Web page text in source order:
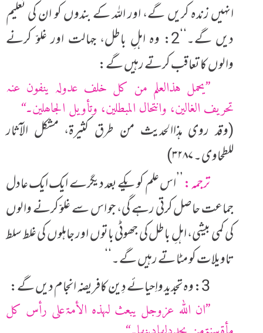
انہیں زندہ کریں گے، اور اللہ کے بندوں کو ان کی تعلیم
دیں گے۔‘‘ 2: وہ اہلِ باطل، جہالت اور غلوّ کرنے
والوں کا تعاقب کرتے رہیں گے:
’’یحمل ہذالعلم من کل خلف عدولہ ینفون عنہ
تحریف الغالین، وانتحال المبطلین، وتأویل الجاھلین۔‘‘
(وقد روی ہذاالحدیث من طرق کثیرۃ، مشکل الآثار
للطحاوی۔ ۳۲۸۷)
ترجمہ:’’اس علم کو یکے بعد دیگرے ایک ایک عادل
جماعت حاصل کرتی رہے گی، جو اس سے غلوّ کرنے والوں
کی کمی بیشی، اہلِ باطل کی جھوٹی باتوں اور جاہلوں کی غلط سلط
تاویلات کو مٹا تے رہیں گے۔‘‘
3: وہ تجدید واِحیائے دِین کافریضہ انجام دیں گے:
’’ان اللہ عزوجل یبعث لہذہ الأمۃعلی رأس کل